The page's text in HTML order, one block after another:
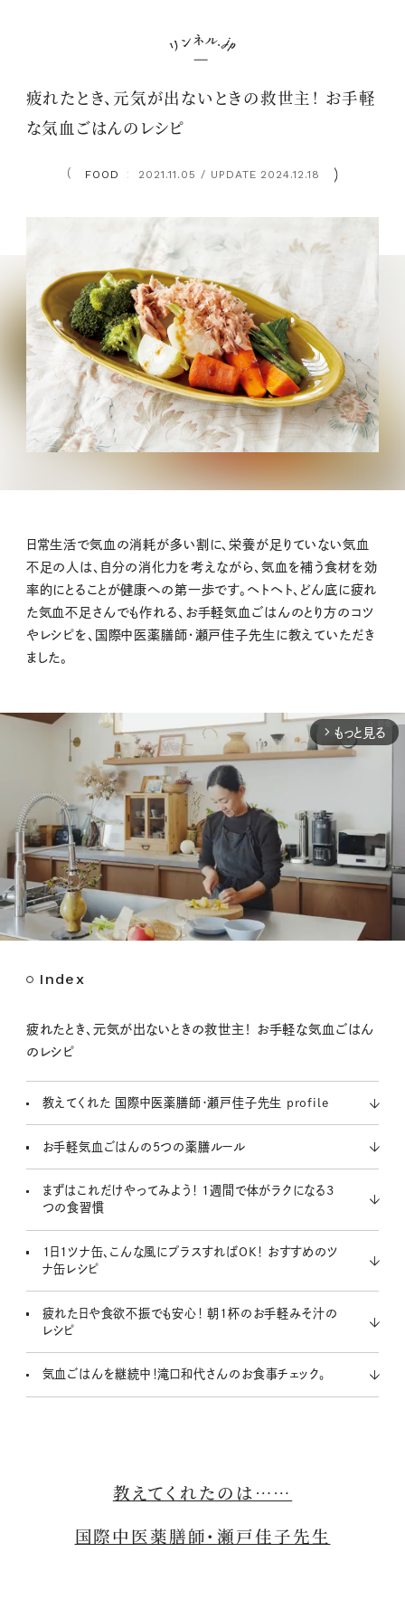
疲れたとき、元気が出ないときの救世主！ お手軽
な気血ごはんのレシピ
FOOD ： 2021.11.05 / UPDATE 2024.12.18
日常生活で気血の消耗が多い割に、栄養が足りていない気血
不足の人は、自分の消化力を考えながら、気血を補う食材を効
率的にとることが健康への第一歩です。ヘトヘト、どん底に疲れ
た気血不足さんでも作れる、お手軽気血ごはんのとり方のコツ
やレシピを、国際中医薬膳師・瀬戸佳子先生に教えていただき
ました。
arrow_forward_ios もっと見る
t
Index
疲れたとき、元気が出ないときの救世主！ お手軽な気血ごはん
のレシピ
教えてくれた 国際中医薬膳師・瀬戸佳子先生 profile
お手軽気血ごはんの5つの薬膳ルール
まずはこれだけやってみよう！ 1週間で体がラクになる3
つの食習慣
1日1ツナ缶、こんな風にプラスすればOK！ おすすめのツ
ナ缶レシピ
疲れた日や食欲不振でも安心！ 朝1杯のお手軽みそ汁の
レシピ
気血ごはんを継続中！滝口和代さんのお食事チェック。
教えてくれたのは……
国際中医薬膳師・瀬戸佳子先生